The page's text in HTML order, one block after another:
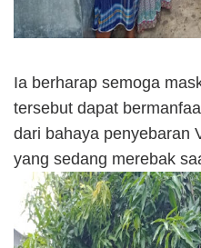
Ia berharap semoga
tersebut dapat
dari bahaya penyebaran
yang sedang merebak